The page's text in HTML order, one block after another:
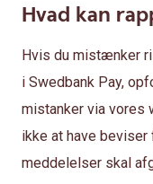
Hvad kan
Hvis du mistænker
i Swedbank Pay,
mistanker via vores
ikke at have
meddelelser skal